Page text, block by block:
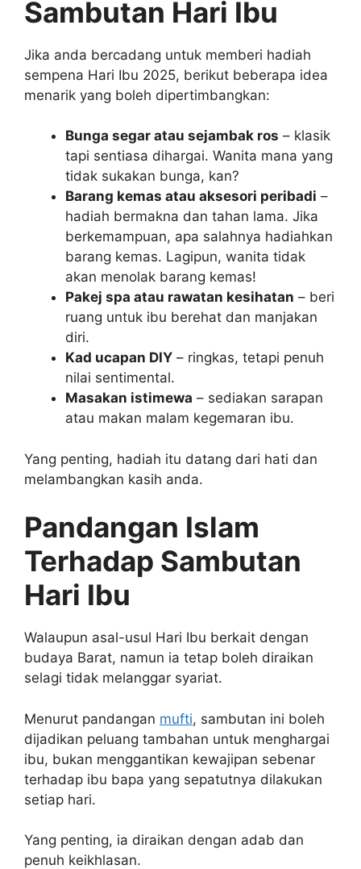
Sambutan Hari Ibu
Jika anda bercadang untuk memberi hadiah
sempena Hari Ibu 2025, berikut beberapa idea
menarik yang boleh dipertimbangkan:
Bunga segar atau sejambak ros – klasik
tapi sentiasa dihargai. Wanita mana yang
tidak sukakan bunga, kan?
Barang kemas atau aksesori peribadi –
hadiah bermakna dan tahan lama. Jika
berkemampuan, apa salahnya hadiahkan
barang kemas. Lagipun, wanita tidak
akan menolak barang kemas!
Pakej spa atau rawatan kesihatan – beri
ruang untuk ibu berehat dan manjakan
diri.
Kad ucapan DIY – ringkas, tetapi penuh
nilai sentimental.
Masakan istimewa – sediakan sarapan
atau makan malam kegemaran ibu.
Yang penting, hadiah itu datang dari hati dan
melambangkan kasih anda.
Pandangan Islam
Terhadap Sambutan
Hari Ibu
Walaupun asal-usul Hari Ibu berkait dengan
budaya Barat, namun ia tetap boleh diraikan
selagi tidak melanggar syariat.
Menurut pandangan mufti, sambutan ini boleh
dijadikan peluang tambahan untuk menghargai
ibu, bukan menggantikan kewajipan sebenar
terhadap ibu bapa yang sepatutnya dilakukan
setiap hari.
Yang penting, ia diraikan dengan adab dan
penuh keikhlasan.